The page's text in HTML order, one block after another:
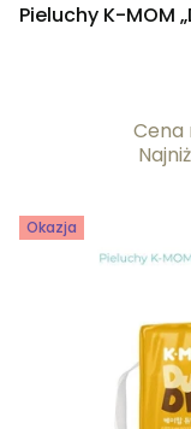
Pieluchy K-MOM
Cena
Okazja